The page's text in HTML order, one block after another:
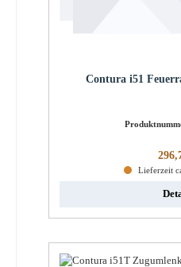
Contura i51
Lieferzeit